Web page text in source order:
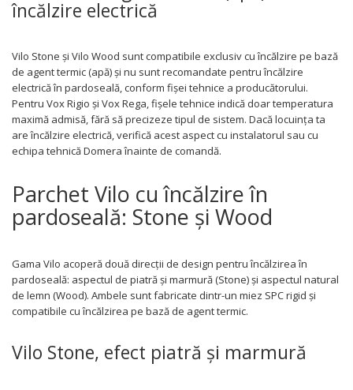
încălzire electrică
Vilo Stone și Vilo Wood sunt compatibile exclusiv cu încălzire pe bază
de agent termic (apă) și nu sunt recomandate pentru încălzire
electrică în pardoseală, conform fișei tehnice a producătorului.
Pentru Vox Rigio și Vox Rega, fișele tehnice indică doar temperatura
maximă admisă, fără să precizeze tipul de sistem. Dacă locuința ta
are încălzire electrică, verifică acest aspect cu instalatorul sau cu
echipa tehnică Domera înainte de comandă.
Parchet Vilo cu încălzire în
pardoseală: Stone și Wood
Gama Vilo acoperă două direcții de design pentru încălzirea în
pardoseală: aspectul de piatră și marmură (Stone) și aspectul natural
de lemn (Wood). Ambele sunt fabricate dintr-un miez SPC rigid și
compatibile cu încălzirea pe bază de agent termic.
Vilo Stone, efect piatră și marmură